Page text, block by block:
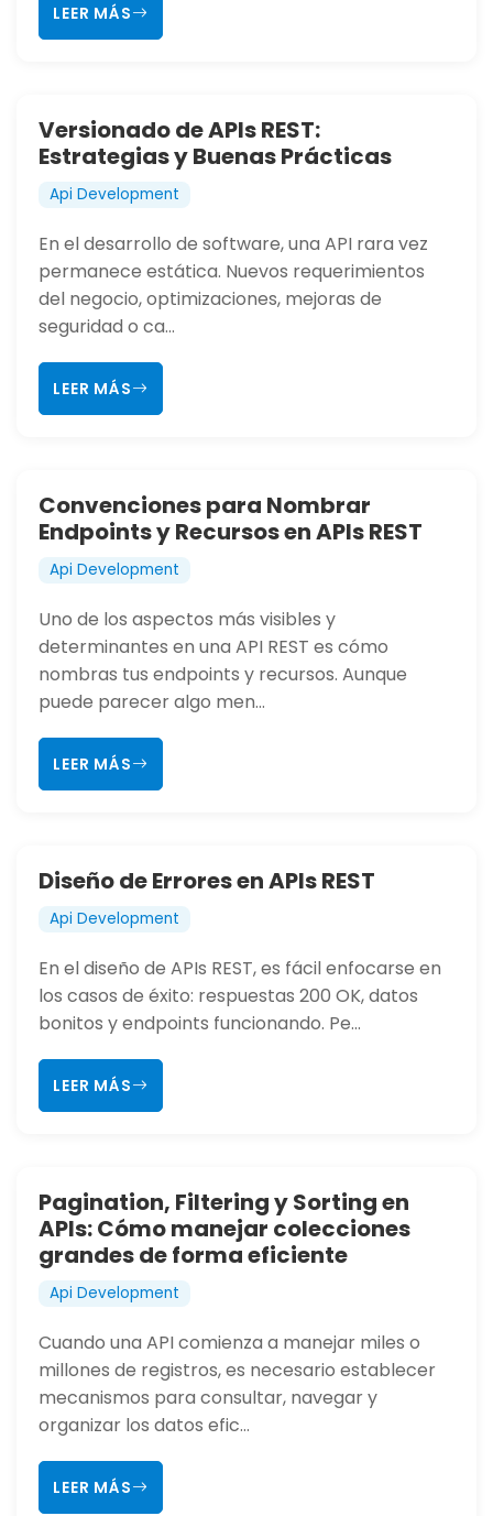
LEER MÁS
Versionado de APIs REST:
Estrategias y Buenas Prácticas
Api Development
En el desarrollo de software, una API rara vez
permanece estática. Nuevos requerimientos
del negocio, optimizaciones, mejoras de
seguridad o ca...
LEER MÁS
Convenciones para Nombrar
Endpoints y Recursos en APIs REST
Api Development
Uno de los aspectos más visibles y
determinantes en una API REST es cómo
nombras tus endpoints y recursos. Aunque
puede parecer algo men...
LEER MÁS
Diseño de Errores en APIs REST
Api Development
En el diseño de APIs REST, es fácil enfocarse en
los casos de éxito: respuestas 200 OK, datos
bonitos y endpoints funcionando. Pe...
LEER MÁS
Pagination, Filtering y Sorting en
APIs: Cómo manejar colecciones
grandes de forma eficiente
Api Development
Cuando una API comienza a manejar miles o
millones de registros, es necesario establecer
mecanismos para consultar, navegar y
organizar los datos efic...
LEER MÁS